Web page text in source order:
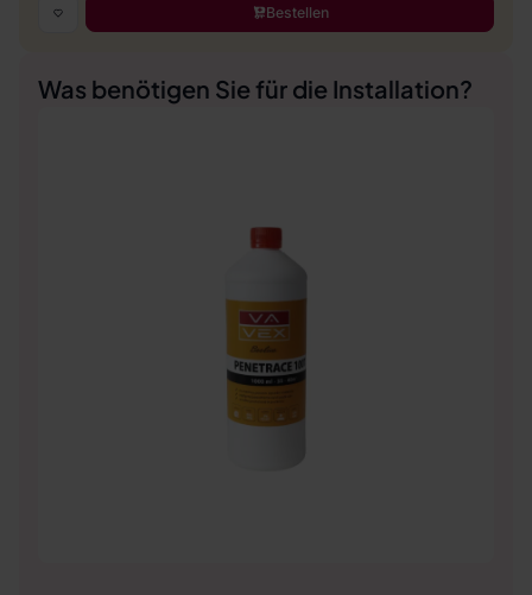
Bestellen
Was benötigen Sie für die Installation?